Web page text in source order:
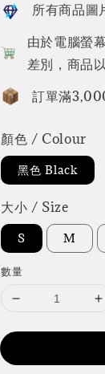
所有商品圖
由於電腦螢
差別，商品
訂單滿
顏色 / Colour
黑色 Black
大小 / Size
S M
數量